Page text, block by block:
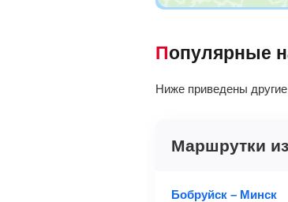
Популярные
Ниже приведены
Маршрутки
Бобруйск – Минск